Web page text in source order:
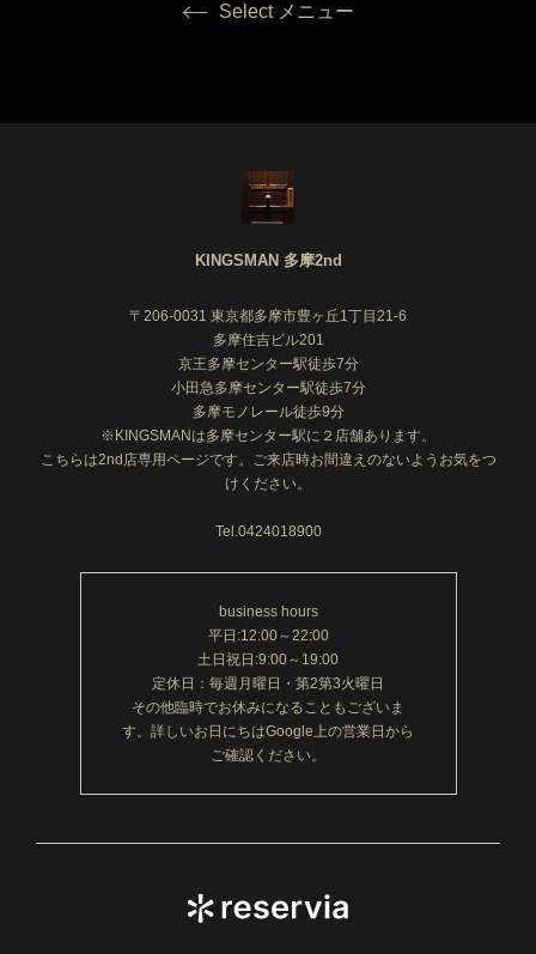
Select メニュー
KINGSMAN 多摩2nd
〒206-0031 東京都多摩市豊ヶ丘1丁目21-6
多摩住吉ビル201
京王多摩センター駅徒歩7分
小田急多摩センター駅徒歩7分
多摩モノレール徒歩9分
※KINGSMANは多摩センター駅に２店舗あります。
こちらは2nd店専用ページです。ご来店時お間違えのないようお気をつ
けください。
Tel.0424018900
business hours
平日:12:00～22:00
土日祝日:9:00～19:00
定休日：毎週月曜日・第2第3火曜日
その他臨時でお休みになることもございま
す。詳しいお日にちはGoogle上の営業日から
ご確認ください。